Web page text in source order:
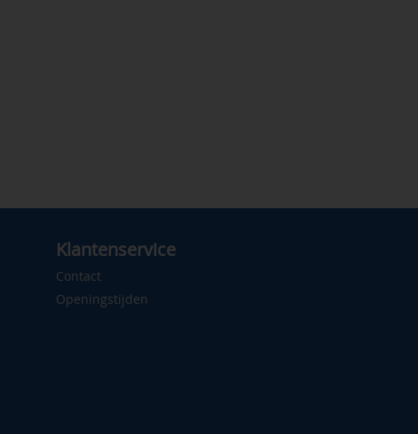
Klantenservice
Contact
Openingstijden